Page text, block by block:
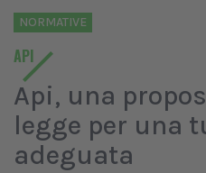
NORMATIVE
API
Api, una
legge per una
adeguata